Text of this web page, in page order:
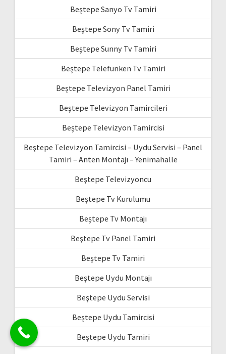
Beştepe Sanyo Tv Tamiri
Beştepe Sony Tv Tamiri
Beştepe Sunny Tv Tamiri
Beştepe Telefunken Tv Tamiri
Beştepe Televizyon Panel Tamiri
Beştepe Televizyon Tamircileri
Beştepe Televizyon Tamircisi
Beştepe Televizyon Tamircisi – Uydu Servisi – Panel
Tamiri – Anten Montajı – Yenimahalle
Beştepe Televizyoncu
Beştepe Tv Kurulumu
Beştepe Tv Montajı
Beştepe Tv Panel Tamiri
Beştepe Tv Tamiri
Beştepe Uydu Montajı
Beştepe Uydu Servisi
Beştepe Uydu Tamircisi
Beştepe Uydu Tamiri